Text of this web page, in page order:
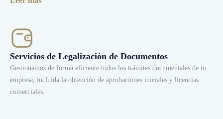
Servicios de Legalización de Documentos
Gestionamos de forma eficiente todos los trámites documentales de tu
empresa, incluida la obtención de aprobaciones iniciales y licencias
comerciales.